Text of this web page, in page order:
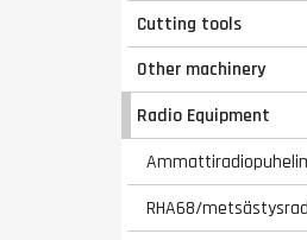
Cutting tools
Other machinery
Radio Equipment
RHA68/